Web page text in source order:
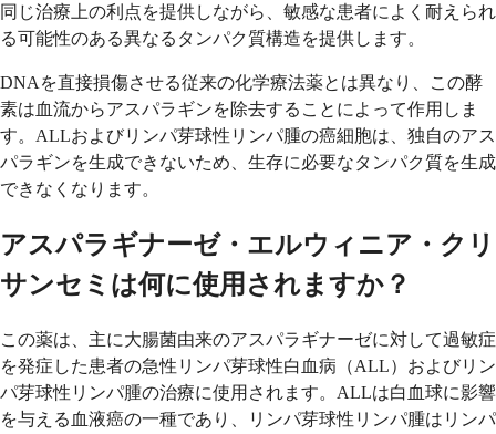
同じ治療上の利点を提供しながら、敏感な患者によく耐えられ
る可能性のある異なるタンパク質構造を提供します。
DNAを直接損傷させる従来の化学療法薬とは異なり、この酵
素は血流からアスパラギンを除去することによって作用しま
す。ALLおよびリンパ芽球性リンパ腫の癌細胞は、独自のアス
パラギンを生成できないため、生存に必要なタンパク質を生成
できなくなります。
アスパラギナーゼ・エルウィニア・クリ
サンセミは何に使用されますか？
この薬は、主に大腸菌由来のアスパラギナーゼに対して過敏症
を発症した患者の急性リンパ芽球性白血病（ALL）およびリン
パ芽球性リンパ腫の治療に使用されます。ALLは白血球に影響
を与える血液癌の一種であり、リンパ芽球性リンパ腫はリンパ